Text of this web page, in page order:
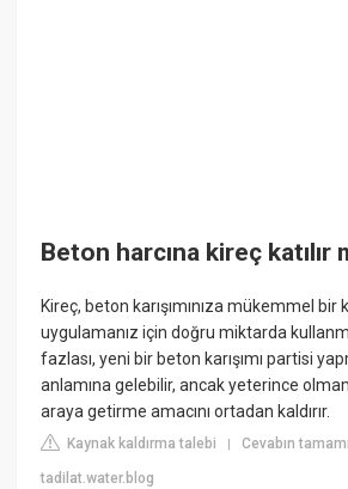
Beton harcına kireç katılır
Kireç, beton karışımınıza mükemmel bir
uygulamanız için doğru miktarda
fazlası, yeni bir beton karışımı partisi
anlamına gelebilir, ancak yeterince
araya getirme amacını ortadan kaldırır.
Kaynak kaldırma talebi |Cevabın
tadilat.water.blog